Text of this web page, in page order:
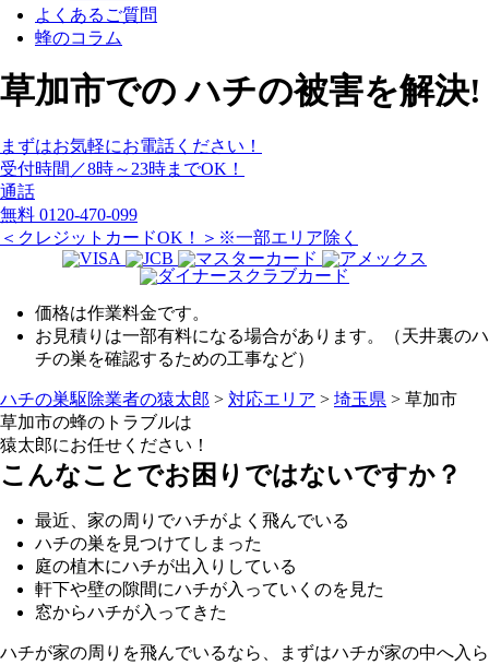
よくあるご質問
蜂のコラム
草加市での ハチの被害を解決!
まずはお気軽にお電話ください！
受付時間／8時～23時までOK！
通話
無料 0120-470-099
＜クレジットカードOK！＞※一部エリア除く
価格は作業料金です。
お見積りは一部有料になる場合があります。（天井裏のハ
チの巣を確認するための工事など）
ハチの巣駆除業者の猿太郎 > 対応エリア > 埼玉県 > 草加市
草加市の蜂のトラブルは
猿太郎にお任せください！
こんなことでお困りではないですか？
最近、家の周りでハチがよく飛んでいる
ハチの巣を見つけてしまった
庭の植木にハチが出入りしている
軒下や壁の隙間にハチが入っていくのを見た
窓からハチが入ってきた
ハチが家の周りを飛んでいるなら、まずはハチが家の中へ入ら